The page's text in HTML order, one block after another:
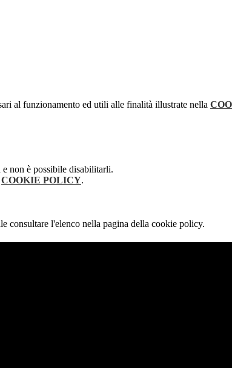
al funzionamento ed utili alle finalità illustrate nella
non è possibile disabilitarli.
COOKIE POLICY.
consultare l'elenco nella pagina della cookie policy.